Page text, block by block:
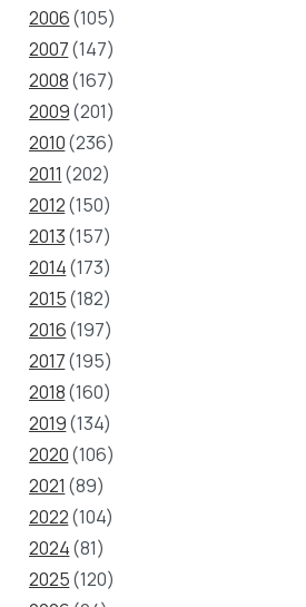
2006(105)
2007(147)
2008(167)
2009(201)
2010(236)
2011 (202)
2012(150)
2013(157)
2014(173)
2015(182)
2016(197)
2017(195)
2018(160)
2019(134)
2020(106)
2021 (89)
2022(104)
2024(81)
2025(120)